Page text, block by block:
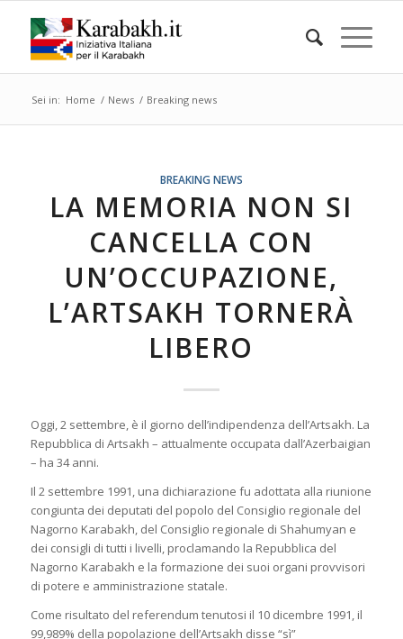
Sei in: Home / News / Breaking news
BREAKING NEWS
LA MEMORIA NON SI
CANCELLA CON
UN’OCCUPAZIONE,
L’ARTSAKH TORNERÀ
LIBERO
Oggi, 2 settembre, è il giorno dell’indipendenza dell’Artsakh. La
Repubblica di Artsakh – attualmente occupata dall’Azerbaigian
– ha 34 anni.
Il 2 settembre 1991, una dichiarazione fu adottata alla riunione
congiunta dei deputati del popolo del Consiglio regionale del
Nagorno Karabakh, del Consiglio regionale di Shahumyan e
dei consigli di tutti i livelli, proclamando la Repubblica del
Nagorno Karabakh e la formazione dei suoi organi provvisori
di potere e amministrazione statale.
Come risultato del referendum tenutosi il 10 dicembre 1991, il
99,989% della popolazione dell’Artsakh disse “sì”